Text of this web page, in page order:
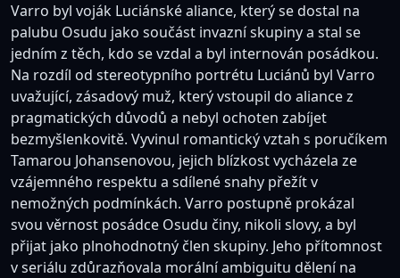
Varro byl voják Luciánské aliance, který se dostal na
palubu Osudu jako součást invazní skupiny a stal se
jedním z těch, kdo se vzdal a byl internován posádkou.
Na rozdíl od stereotypního portrétu Luciánů byl Varro
uvažující, zásadový muž, který vstoupil do aliance z
pragmatických důvodů a nebyl ochoten zabíjet
bezmyšlenkovitě. Vyvinul romantický vztah s poručíkem
Tamarou Johansenovou, jejich blízkost vycházela ze
vzájemného respektu a sdílené snahy přežít v
nemožných podmínkách. Varro postupně prokázal
svou věrnost posádce Osudu činy, nikoli slovy, a byl
přijat jako plnohodnotný člen skupiny. Jeho přítomnost
v seriálu zdůrazňovala morální ambiguitu dělení na